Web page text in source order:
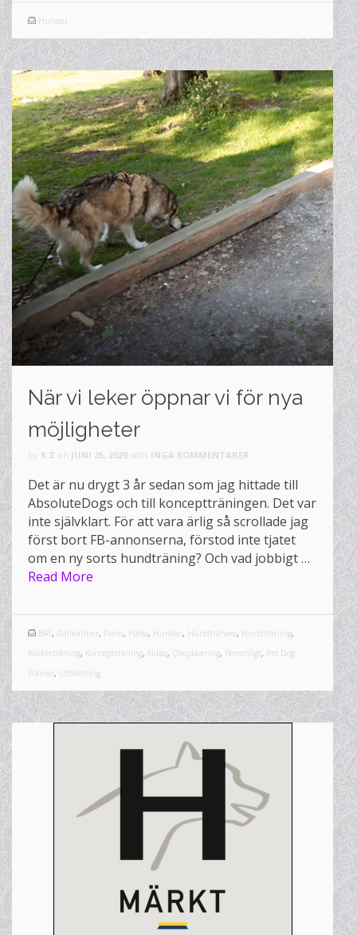
Hundar
När vi leker öppnar vi för nya
möjligheter
by K Z on JUNI 25, 2020 with INGA KOMMENTARER
Det är nu drygt 3 år sedan som jag hittade till
AbsoluteDogs och till konceptträningen. Det var
inte självklart. För att vara ärlig så scrollade jag
först bort FB-annonserna, förstod inte tjatet
om en ny sorts hundträning? Och vad jobbigt …
Read More
BAT, Dalmatiner, Frans, Hälsa, Hundar, Hundtränare, Hundträning,
Klickerträning, Konceptträning, Nilaq, Omplacering, Personligt, Pro Dog
Trainer, Utbildning